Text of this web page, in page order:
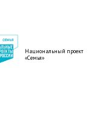
Национальный проект
«Семья»